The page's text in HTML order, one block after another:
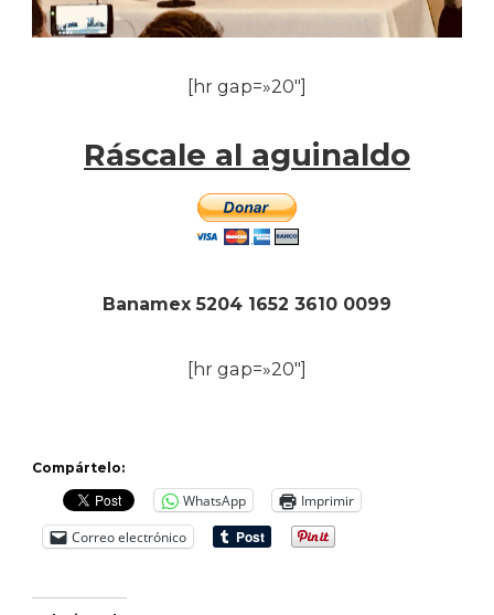
[hr gap=»20″]
Ráscale al aguinaldo
Banamex 5204 1652 3610 0099
[hr gap=»20″]
Compártelo:
WhatsApp
Imprimir
Correo electrónico